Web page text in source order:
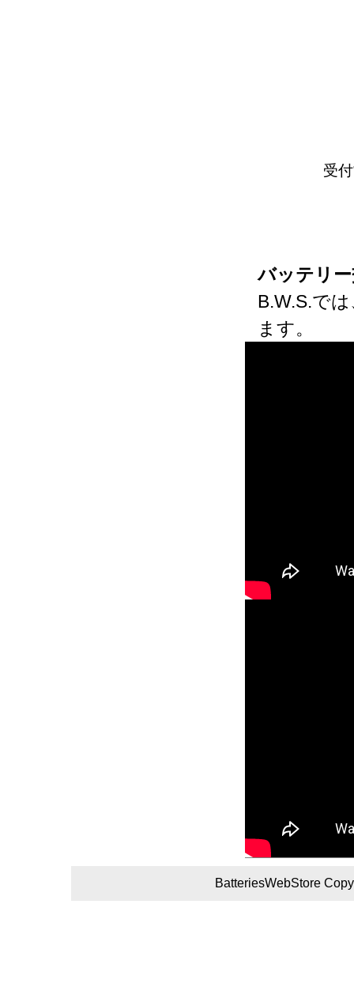
受
バッテリ
B.W.S.で
ます。
BatteriesWebStore